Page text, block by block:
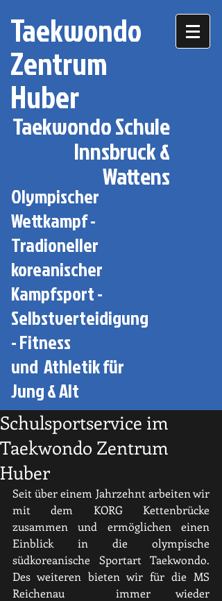
Taekwondo
Zentrum
Huber
Taekwondo Schule
Innsbruck &
Wattens
Olympischer
Wettkampf -
Tradioneller
koreanischer
Kampfsport -
Selbstverteidigung
- Fitness
und Athletik für
Jung & Alt
Schulsportservice im
Taekwondo Zentrum
Huber
Seit über einem Jahrzehnt arbeiten wir
mit dem KORG Kettenbrücke
zusammen und ermöglichen einen
Einblick in die olympische
südkoreanische Sportart Taekwondo.
Des weiteren bieten wir für die MS
Reichenau  immer wieder